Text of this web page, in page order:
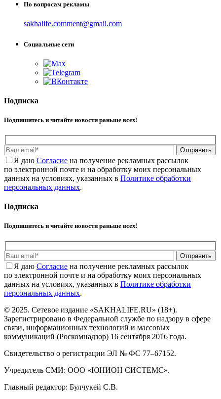
По вопросам рекламы
sakhalife.comment@gmail.com
Социальные сети
Подписка
Подпишитесь и читайте новости раньше всех!
Отправить
Я даю Cогласие на получение рекламных рассылок
по электронной почте и на обработку моих персональных
данных на условиях, указанных в Политике обработки
персональных данных.
Подписка
Подпишитесь и читайте новости раньше всех!
Отправить
Я даю Cогласие на получение рекламных рассылок
по электронной почте и на обработку моих персональных
данных на условиях, указанных в Политике обработки
персональных данных.
© 2025. Сетевое издание «SAKHALIFE.RU» (18+).
Зарегистрировано в Федеральной службе по надзору в сфере
связи, информационных технологий и массовых
коммуникаций (Роскомнадзор) 16 сентября 2016 года.
Свидетельство о регистрации ЭЛ № ФС 77–67152.
Учредитель СМИ: ООО «ЮНИОН СИСТЕМС».
Главный редактор: Булчукей С.В.